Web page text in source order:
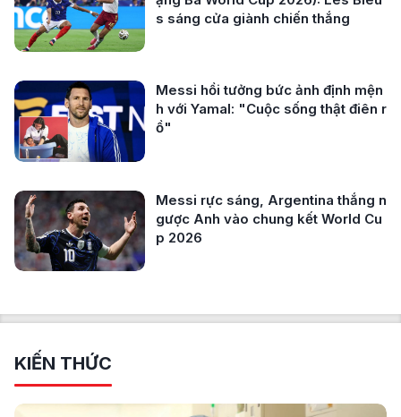
s sáng cửa giành chiến thắng
Messi hồi tưởng bức ảnh định mện
h với Yamal: "Cuộc sống thật điên r
ồ"
Messi rực sáng, Argentina thắng n
gược Anh vào chung kết World Cu
p 2026
KIẾN THỨC